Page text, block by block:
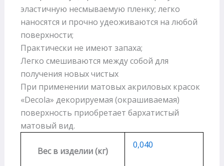
эластичную несмываемую пленку; легко
наносятся и прочно удеоживаются на любой
поверхности;
Практически не имеют запаха;
Легко смешиваются между собой для
получения новых чистых
При применении матовых акриловых красок
«Decola» декорируемая (окрашиваемая)
поверхность приобретает бархатистый
матовый вид.
Вес в изделии (кг)
0,040